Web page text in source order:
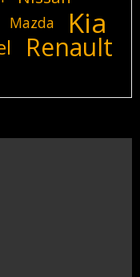
Mazda Kia
Renault